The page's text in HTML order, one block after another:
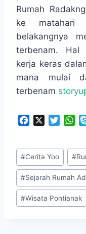
Rumah
ke matahari
belakangnya
terbenam. Hal
kerja keras
mana mulai
terbenam
e
b
o
o
k
t
e
r
W
t
s
A
p
p
Post
Tags:
#Cerita Yoo #
#Sejarah Rumah
#Wisata Pontianak